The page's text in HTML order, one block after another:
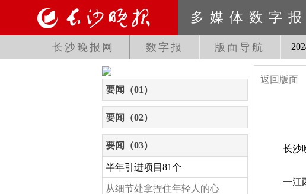
多媒体数字报
长沙晚报网 数字报 版面导航
要闻（01）
要闻（02）
要闻（03）
半年引进项目81个
从细节处拿捏住年轻人的心
返回版面
长沙晚
一江两